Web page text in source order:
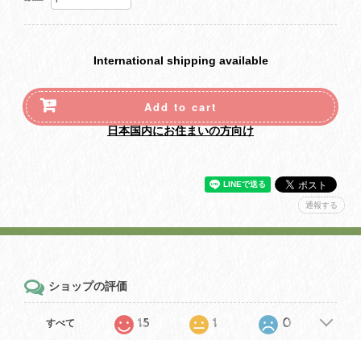
International shipping available
Add to cart
日本国内にお住まいの方向け
通報する
ショップの評価
すべて 15 1 0